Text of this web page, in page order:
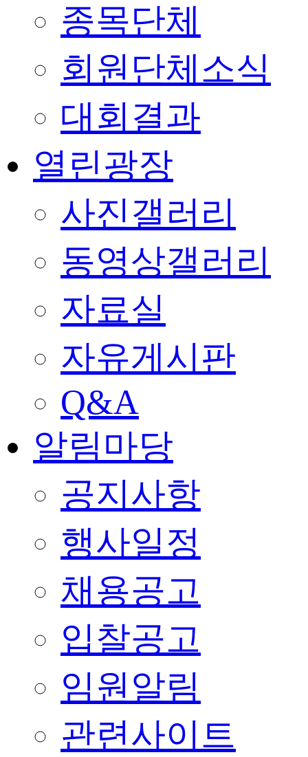
종목단체
회원단체소식
대회결과
열린광장
사진갤러리
동영상갤러리
자료실
자유게시판
Q&A
알림마당
공지사항
행사일정
채용공고
입찰공고
임원알림
관련사이트